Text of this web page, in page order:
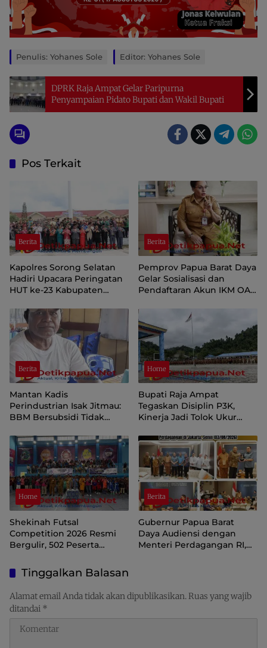
Penulis: Yohanes Sole Editor: Yohanes Sole
DPRK Raja Ampat Gelar Paripurna
Penyampaian Pidato Bupati dan Wakil Bupati
Pos Terkait
Berita
Kapolres Sorong Selatan
Hadiri Upacara Peringatan
HUT ke-23 Kabupaten
Berita
Pemprov Papua Barat Daya
Gelar Sosialisasi dan
Pendaftaran Akun IKM OAP
Berita
Mantan Kadis
Perindustrian Isak Jitmau:
BBM Bersubsidi Tidak
Distribusi Perlu Diperkuat
Home
Bupati Raja Ampat
Tegaskan Disiplin P3K,
Kinerja Jadi Tolok Ukur
Home
Shekinah Futsal
Competition 2026 Resmi
Bergulir, 502 Peserta
Pembinaan Generasi Muda
Raja Ampat
Berita
Gubernur Papua Barat
Daya Audiensi dengan
Menteri Perdagangan RI,
Indonesia
Tinggalkan Balasan
Alamat email Anda tidak akan dipublikasikan.Ruas yang wajib
ditandai *